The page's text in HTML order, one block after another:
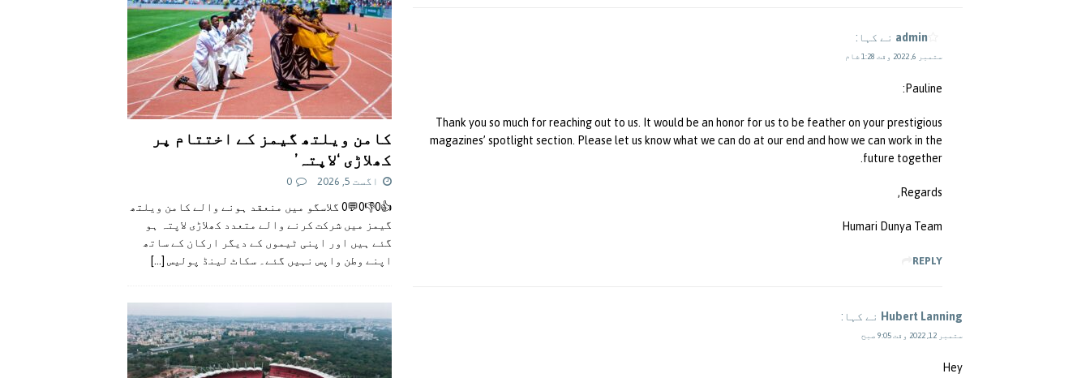
admin نے کہا:
ستمبر 6, 2022 وقت 1:28 شام
Pauline:
Thank you so much for reaching out to us. It would be an honor for us to be feather on your prestigious
magazines’ spotlight section. Please let us know what we can do at our end and how we can work in the
future together.
Regards,
Humari Dunya Team
REPLY
Hubert Lanning نے کہا:
ستمبر 12, 2022 وقت 9:05 صبح
Hey
کامن ویلتھ گیمز کے اختتام پر
کھلاڑی ‘لاپتہ’
اگست 5, 2026 0
👍0👎0💬0 گلاسگو میں منعقد ہونے والے کامن ویلتھ
گیمز میں شرکت کرنے والے متعدد کھلاڑی لاپتہ ہو
گئے ہیں اور اپنی ٹیموں کے دیگر ارکان کے ساتھ
اپنے وطن واپس نہیں گئے۔ سکاٹ لینڈ پولیس [...]